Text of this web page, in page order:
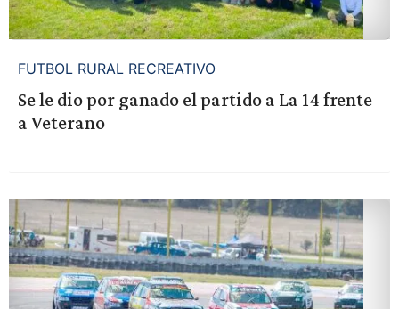
FUTBOL RURAL RECREATIVO
Se le dio por ganado el partido a La 14 frente
a Veterano